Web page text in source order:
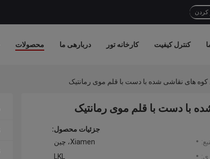
محصولات دربارهی ما کارخانه تور کنترل کیفیت
های نقاشی شده با دست با قلم موی رمانتیک
با دست با قلم موی رمانتیک
جزئیات محصول:
Xiamen، چین
LKL